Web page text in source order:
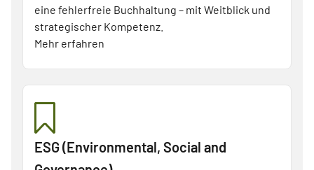
eine fehlerfreie Buchhaltung – mit Weitblick und
strategischer Kompetenz.
Mehr erfahren
ESG (Environmental, Social and